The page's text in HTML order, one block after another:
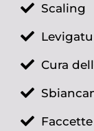
Scaling
Cura